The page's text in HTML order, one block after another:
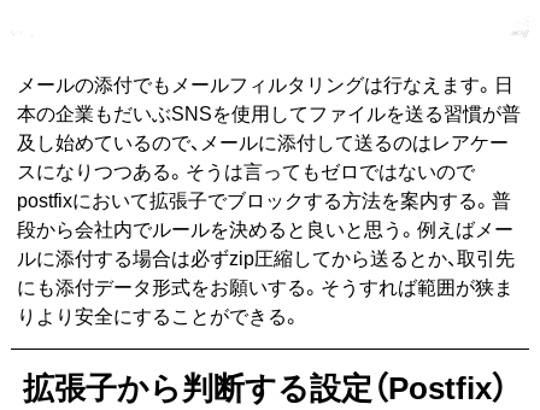
メールの添付でもメールフィルタリングは行なえます。日
本の企業もだいぶSNSを使用してファイルを送る習慣が普
及し始めているので、メールに添付して送るのはレアケー
スになりつつある。そうは言ってもゼロではないので
postfixにおいて拡張子でブロックする方法を案内する。普
段から会社内でルールを決めると良いと思う。例えばメー
ルに添付する場合は必ずzip圧縮してから送るとか、取引先
にも添付データ形式をお願いする。そうすれば範囲が狭ま
りより安全にすることができる。
拡張子から判断する設定（Postfix）